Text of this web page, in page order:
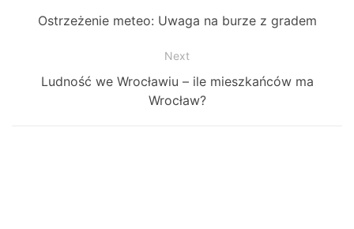
wpisy
Previous
Ostrzeżenie meteo: Uwaga na burze z gradem
Next
NextLudność we Wrocławiu – ile mieszkańców ma
Wrocław?